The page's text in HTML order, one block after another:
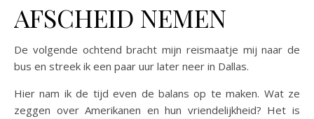
AFSCHEID NEMEN
De volgende ochtend bracht mijn reismaatje mij naar de
bus en streek ik een paar uur later neer in Dallas.
Hier nam ik de tijd even de balans op te maken. Wat ze
zeggen over Amerikanen en hun vriendelijkheid? Het is